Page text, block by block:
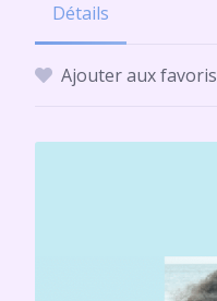
Détails
Ajouter aux favoris